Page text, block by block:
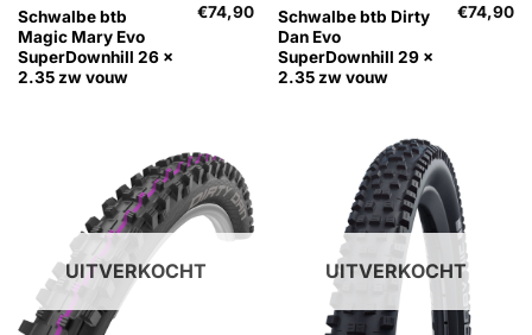
Schwalbe btb
Magic Mary Evo
SuperDownhill 26 x
2.35 zw vouw
€74,90
Schwalbe btb Dirty
Dan Evo
SuperDownhill 29 x
2.35 zw vouw
€74,90
UITVERKOCHT UITVERKOCHT